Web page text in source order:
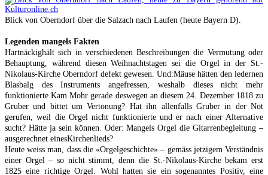
Blick von Oberndorf über die Salzach nach Laufen (heute Bayern D).
Legenden mangels Fakten
Hartnäckighält sich in verschiedenen Beschreibungen die Vermutung oder
Behauptung, während diesen Weihnachtstagen sei die Orgel in der St.-
Nikolaus-Kirche Oberndorf defekt gewesen. Und:Mäuse hätten den ledernen
Blasbalg des Instruments angefressen, weshalb dieses nicht mehr
funktionierte.Kam Mohr gerade deswegen an diesem 24. Dezember 1818 zu
Gruber und bittet um Vertonung? Hat ihn allenfalls Gruber in der Not
gerufen, weil die Orgel nicht funktionierte und er nach einer Alternative
sucht? Hätte ja sein können. Oder: Mangels Orgel die Gitarrenbegleitung –
ausgerechnet einesKirchenlieds?
Heute weiss man, dass die «Orgelgeschichte» – gemäss jetzigem Verständnis
einer Orgel – so nicht stimmt, denn die St.-Nikolaus-Kirche bekam erst
1825 eine richtige Orgel. Wohl hatten sie ein sogenanntes Positiv, eine